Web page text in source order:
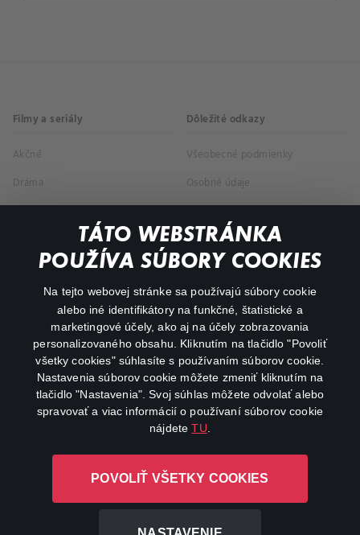
TÁTO WEBSTRÁNKA
POUŽÍVA SÚBORY COOKIES
Na tejto webovej stránke sa používajú súbory cookie
alebo iné identifikátory na funkčné, štatistické a
marketingové účely, ako aj na účely zobrazovania
personalizovaného obsahu. Kliknutím na tlačidlo "Povoliť
všetky cookies" súhlasíte s používaním súborov cookie.
Nastavenia súborov cookie môžete zmeniť kliknutím na
tlačidlo "Nastavenia". Svoj súhlas môžete odvolať alebo
spravovať a viac informácií o používaní súborov cookie
nájdeteTU
POVOLIŤ VŠETKY COOKIES
Filmy a seriály
Akčné
Dráma
Dokumentárne
Dôležité odkazy
Všeobecné podmienky
Osobné údaje
O aplikácii Canal+
Canal+ Luxembourg S. à r.l. so sídlom Rue Albert Borschette 4,